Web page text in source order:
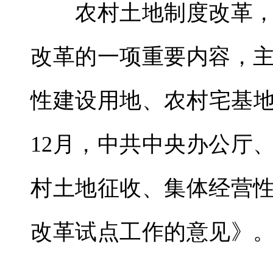
农村土地制度改革，
改革的一项重要内容，
性建设用地、农村宅基
12月，中共中央办公厅
村土地征收、集体经营
改革试点工作的意见》